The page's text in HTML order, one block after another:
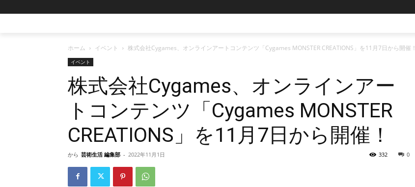
ホーム イベント 株式会社Cygames、オンラインアートコンテンツ「Cygames MONSTER CREATIONS」を11月7日から開催！
イベント
株式会社Cygames、オンラインアー
トコンテンツ「Cygames MONSTER
CREATIONS」を11月7日から開催！
から 芸術生活 編集部 - 2022年11月1日 0
332